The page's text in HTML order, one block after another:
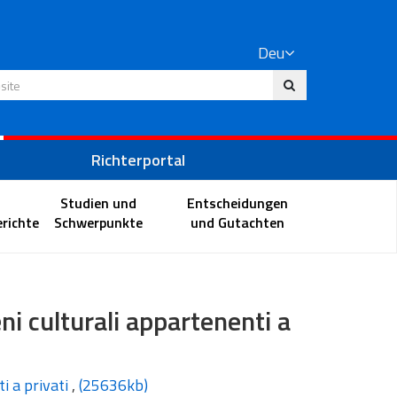
Deu
Richterportal
Studien und
Schwerpunkte
Entscheidungen
und Gutachten
culturali appartenenti a
a privati,(25636kb)